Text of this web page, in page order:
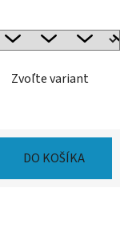
Zvoľte variant
DO KOŠÍKA